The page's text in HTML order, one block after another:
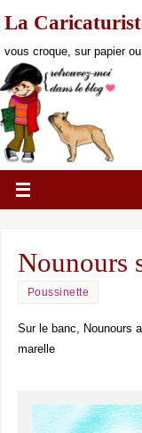
La
vous croque, sur papier
Nounours
Poussinette
Sur le banc, Nounours
marelle